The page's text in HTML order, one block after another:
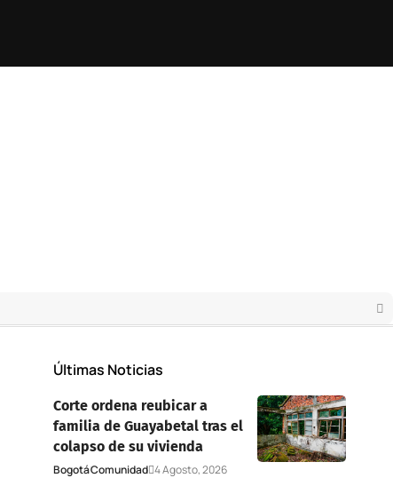
Últimas Noticias
Corte ordena reubicar a
familia de Guayabetal tras el
colapso de su vivienda
BogotáComunidad 4 Agosto, 2026